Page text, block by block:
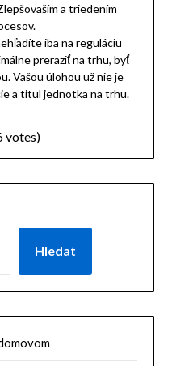
a triedením
iba na reguláciu
preraziť na trhu, byť
Vašou úlohou už nie je
a titul jednotka na trhu.
votes)
Hledat